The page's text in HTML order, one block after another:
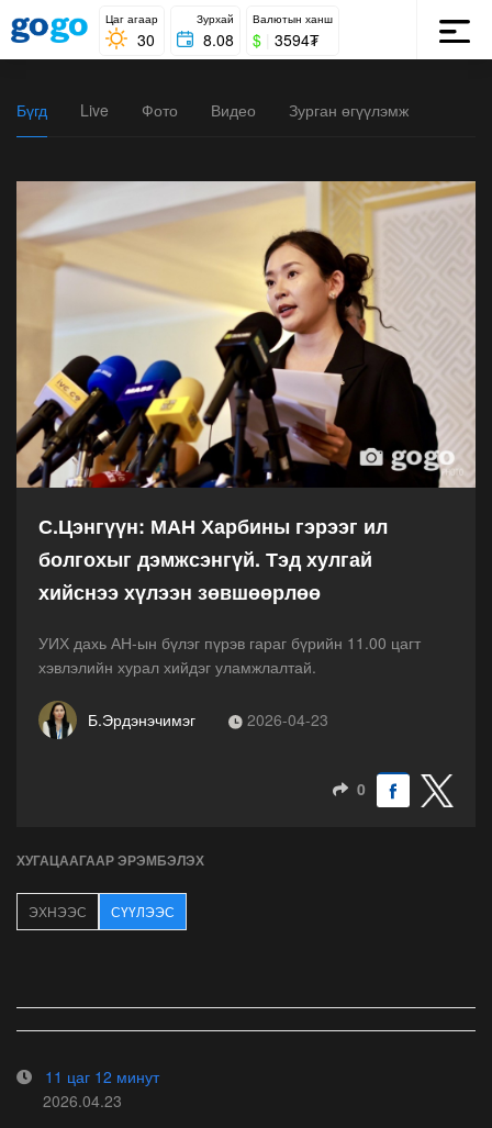
Цаг агаар
30
Зурхай
8.08
Валютын ханш
$ 3594₮
Бүгд Live Фото Видео Зурган өгүүлэмж
С.Цэнгүүн: МАН Харбины гэрээг ил
болгохыг дэмжсэнгүй. Тэд хулгай
хийснээ хүлээн зөвшөөрлөө
УИХ дахь АН-ын бүлэг пүрэв гараг бүрийн 11.00 цагт
хэвлэлийн хурал хийдэг уламжлалтай.
Б.Эрдэнэчимэг 2026-04-23
0
ХУГАЦААГААР ЭРЭМБЭЛЭХ
ЭХНЭЭС СҮҮЛЭЭС
11 цаг 12 минут
2026.04.23